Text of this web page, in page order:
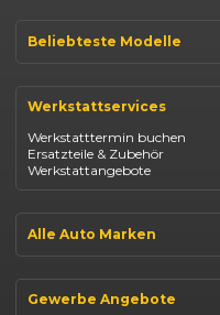
Beliebteste Modelle
Opel Corsa
Fiat 500
Dacia Duster
Dacia Sandero
Jeep Compass
Suzuki Vitara
Suzuki Swift
Mazda CX-30
Werkstattservices
Werkstatttermin buchen
Ersatzteile & Zubehör
Werkstattangebote
Alle Auto Marken
Opel
Fiat
Gewerbe Angebote